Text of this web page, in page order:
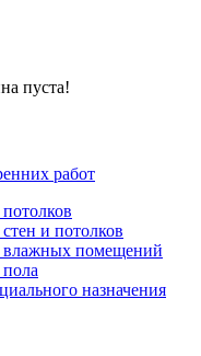
пуста!
работ
и потолков
влажных помещений
назначения